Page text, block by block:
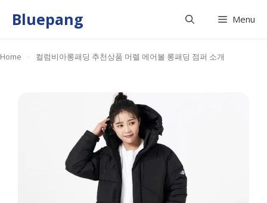
Bluepang Menu
Home 컬럼비아롱패딩 추천상품 머렐 에어볼 롱패딩 점퍼 소개